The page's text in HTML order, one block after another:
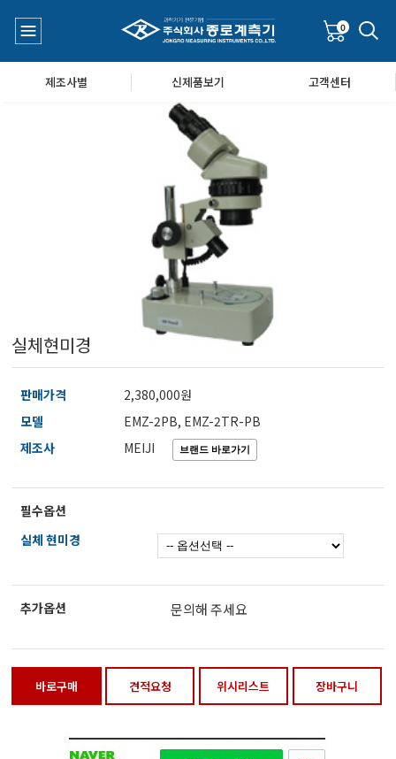
기공기질/미세먼지/가스/소음/진동측정기
속풍량계/온도계/온습도계/기압계
도/농도/염도/당산도/굴절계/편광계/커피농도계
자저울/점도계/핀홀탐지기
분계/회전계/도막두께/초음파두께측정기
미경/확대경
차계/광택계/조도계/광도계/방사랑계
업/임업/해양측정기
0
제조사별 신제품보기 고객센터
실체현미경
판매가격
2,380,000원
모델
EMZ-2PB, EMZ-2TR-PB
제조사
MEIJI
필수옵션
실체 현미경
추가옵션 문의해 주세요
바로구매 견적요청 위시리스트 장바구니